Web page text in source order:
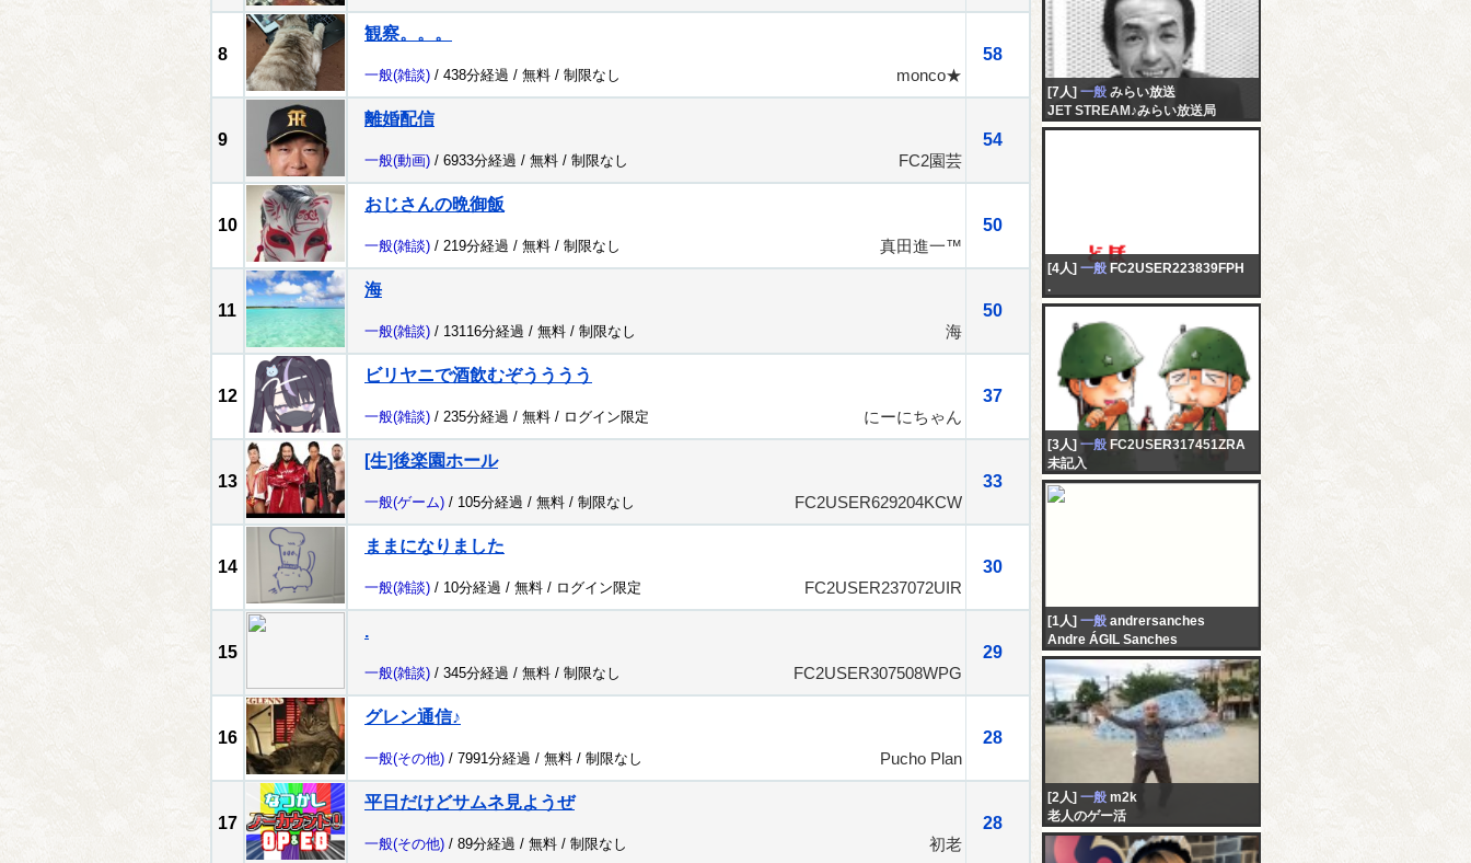
8
観察。。。
58
一般(雑談) / 438分経過 / 無料 / 制限なし monco★
9
離婚配信
54
一般(動画) / 6933分経過 / 無料 / 制限なし FC2園芸
10
おじさんの晩御飯
50
一般(雑談) / 219分経過 / 無料 / 制限なし 真田進一™️
11
海
50
一般(雑談) / 13116分経過 / 無料 / 制限なし 海
12
ビリヤニで酒飲むぞうううう
37
一般(雑談) / 235分経過 / 無料 / ログイン限定 にーにちゃん
13
[生]後楽園ホール
33
一般(ゲーム) / 105分経過 / 無料 / 制限なし FC2USER629204KCW
14
ままになりました
30
一般(雑談) / 10分経過 / 無料 / ログイン限定 FC2USER237072UIR
15
.
29
一般(雑談) / 345分経過 / 無料 / 制限なし FC2USER307508WPG
16
グレン通信♪
28
一般(その他) / 7991分経過 / 無料 / 制限なし Pucho Plan
17
平日だけどサムネ見ようぜ
28
一般(その他) / 89分経過 / 無料 / 制限なし 初老
[7人] 一般 みらい放送
JET STREAM♪みらい放送局
[4人] 一般 FC2USER223839FPH
.
[3人] 一般 FC2USER317451ZRA
未記入
[1人] 一般 andrersanches
Andre ÁGIL Sanches
[2人] 一般 m2k
老人のゲー活